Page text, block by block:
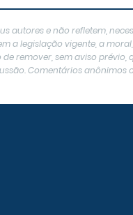
autores e não refletem,
a legislação vigente, a
de remover, sem aviso
Comentários